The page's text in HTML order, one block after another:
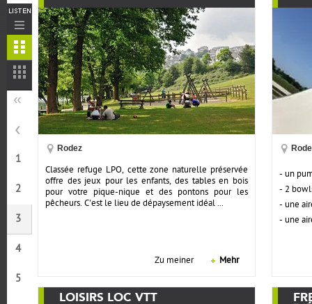
1
2
3
4
5
Rodez
Classée refuge LPO, cette zone naturelle préservée
offre des jeux pour les enfants, des tables en bois
pour votre pique-nique et des pontons pour les
pêcheurs. C'est le lieu de dépaysement idéal ...
Zu meiner Mehr
- un
- 2
- une
- une
LOISIRS LOC VTT